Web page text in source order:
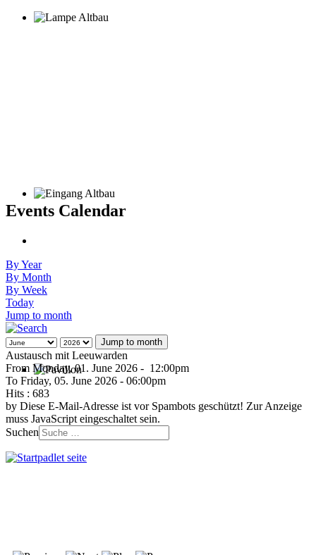
Events Calendar
By Year
By Month
By Week
Today
Jump to month
Jump to month
Austausch mit Leeuwarden
From Monday, 01. June 2026 - 12:00pm
To Friday, 05. June 2026 - 06:00pm
Hits : 683
by Diese E-Mail-Adresse ist vor Spambots geschützt! Zur Anzeige
muss JavaScript eingeschaltet sein.
Suchen